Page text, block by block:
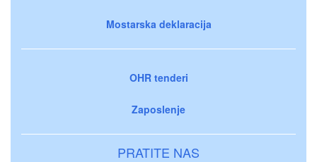
Mostarska deklaracija
OHR tenderi
Zaposlenje
PRATITE NAS